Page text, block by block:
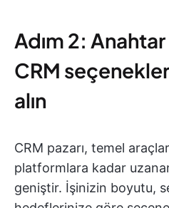
Adım 2:
CRM
alın
CRM pazarı, temel
platformlara kadar
geniştir. İşinizin boyutu,